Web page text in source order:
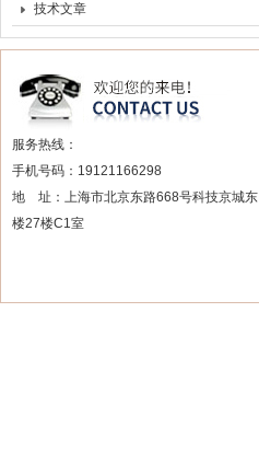
技术文章
服务热线：
手机号码：19121166298
地 址：上海市北京东路668号科技京城东
楼27楼C1室